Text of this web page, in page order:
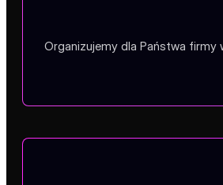
Organizujemy dla Państwa firmy